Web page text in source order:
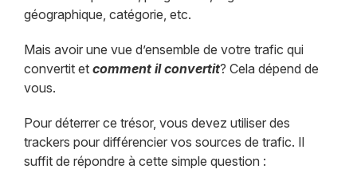
géographique, catégorie, etc.
Mais avoir une vue d’ensemble de votre trafic qui
convertit et comment il convertit? Cela dépend de
vous.
Pour déterrer ce trésor, vous devez utiliser des
trackers pour différencier vos sources de trafic. Il
suffit de répondre à cette simple question :